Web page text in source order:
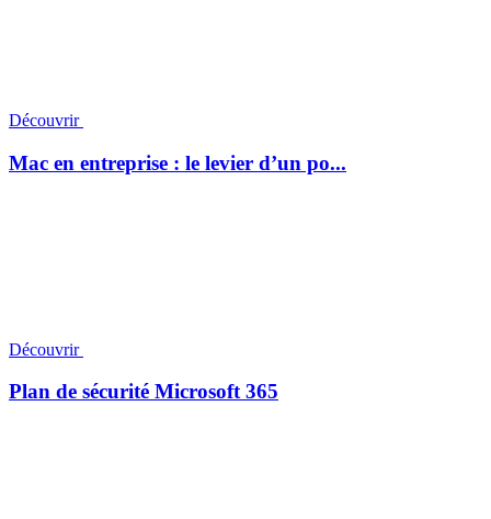
Découvrir
Mac en entreprise : le levier d’un po...
Découvrir
Plan de sécurité Microsoft 365